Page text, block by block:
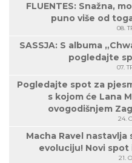
FLUENTES: Snažna,
puno više od
08.
SASSJA: S albuma
pogledajte
07.
Pogledajte spot za
s kojom će Lana
ovogodišnjem
24.
Macha Ravel
evoluciju! Novi
21.